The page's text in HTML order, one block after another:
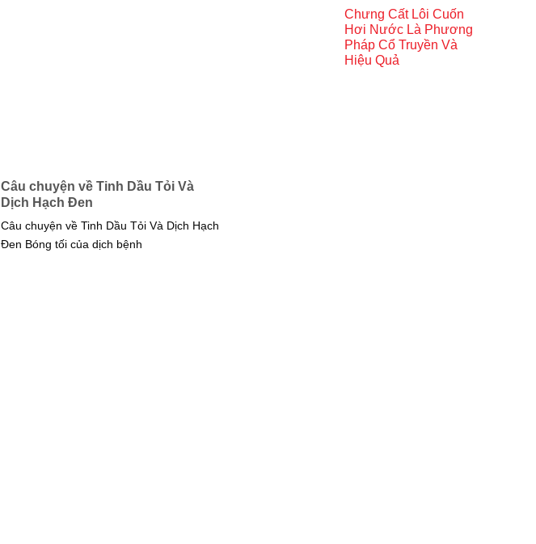
Câu chuyện về Tinh Dầu Tỏi Và
Dịch Hạch Đen
Câu chuyện về Tinh Dầu Tỏi Và Dịch Hạch
Đen Bóng tối của dịch bệnh
Chưng Cất Lôi Cuốn
Hơi Nước Là Phương
Pháp Cổ Truyền Và
Hiệu Quả